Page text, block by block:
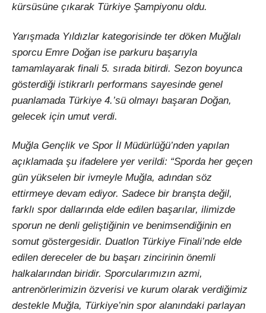
kürsüsüne çıkarak Türkiye Şampiyonu oldu.
Yarışmada Yıldızlar kategorisinde ter döken Muğlalı
sporcu Emre Doğan ise parkuru başarıyla
tamamlayarak finali 5. sırada bitirdi. Sezon boyunca
gösterdiği istikrarlı performans sayesinde genel
puanlamada Türkiye 4.’sü olmayı başaran Doğan,
gelecek için umut verdi.
Muğla Gençlik ve Spor İl Müdürlüğü’nden yapılan
açıklamada şu ifadelere yer verildi: “Sporda her geçen
gün yükselen bir ivmeyle Muğla, adından söz
ettirmeye devam ediyor. Sadece bir branşta değil,
farklı spor dallarında elde edilen başarılar, ilimizde
sporun ne denli geliştiğinin ve benimsendiğinin en
somut göstergesidir. Duatlon Türkiye Finali’nde elde
edilen dereceler de bu başarı zincirinin önemli
halkalarından biridir. Sporcularımızın azmi,
antrenörlerimizin özverisi ve kurum olarak verdiğimiz
destekle Muğla, Türkiye’nin spor alanındaki parlayan